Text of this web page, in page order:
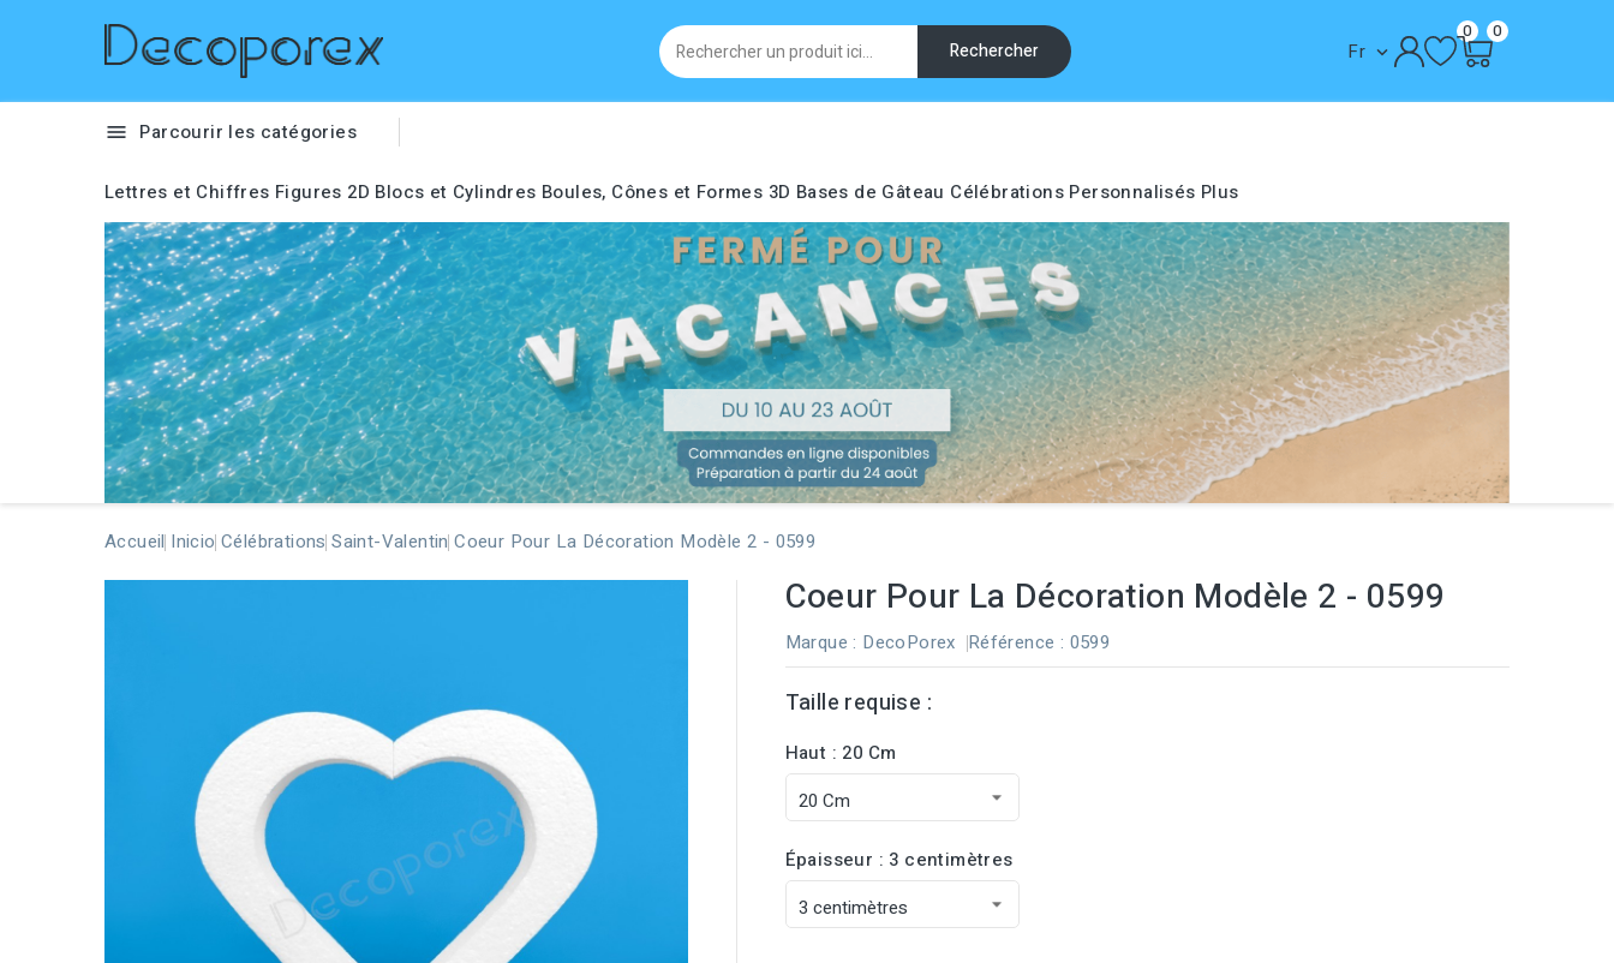
Rechercher Fr 
0 0
 Parcourir les catégories
Lettres et Chiffres Figures 2D Blocs et Cylindres Boules, Cônes et Formes 3D Bases de Gâteau Célébrations Personnalisés Plus
Accueil Inicio Célébrations Saint-Valentin Coeur Pour La Décoration Modèle 2 - 0599
Coeur Pour La Décoration Modèle 2 - 0599
Marque : DecoPorex Référence : 0599
Taille requise :
Haut : 20 Cm
Épaisseur : 3 centimètres